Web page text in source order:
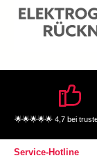
🌟🌟🌟🌟🌟 4,7 bei
Service-Hotline